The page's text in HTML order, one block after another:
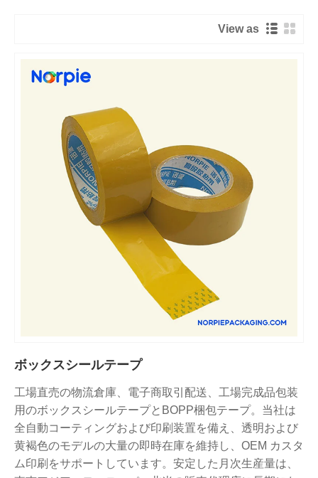
View as
ボックスシールテープ
工場直売の物流倉庫、電子商取引配送、工場完成品包装
用のボックスシールテープとBOPP梱包テープ。当社は
全自動コーティングおよび印刷装置を備え、透明および
黄褐色のモデルの大量の即時在庫を維持し、OEM カスタ
ム印刷をサポートしています。安定した月次生産量は、